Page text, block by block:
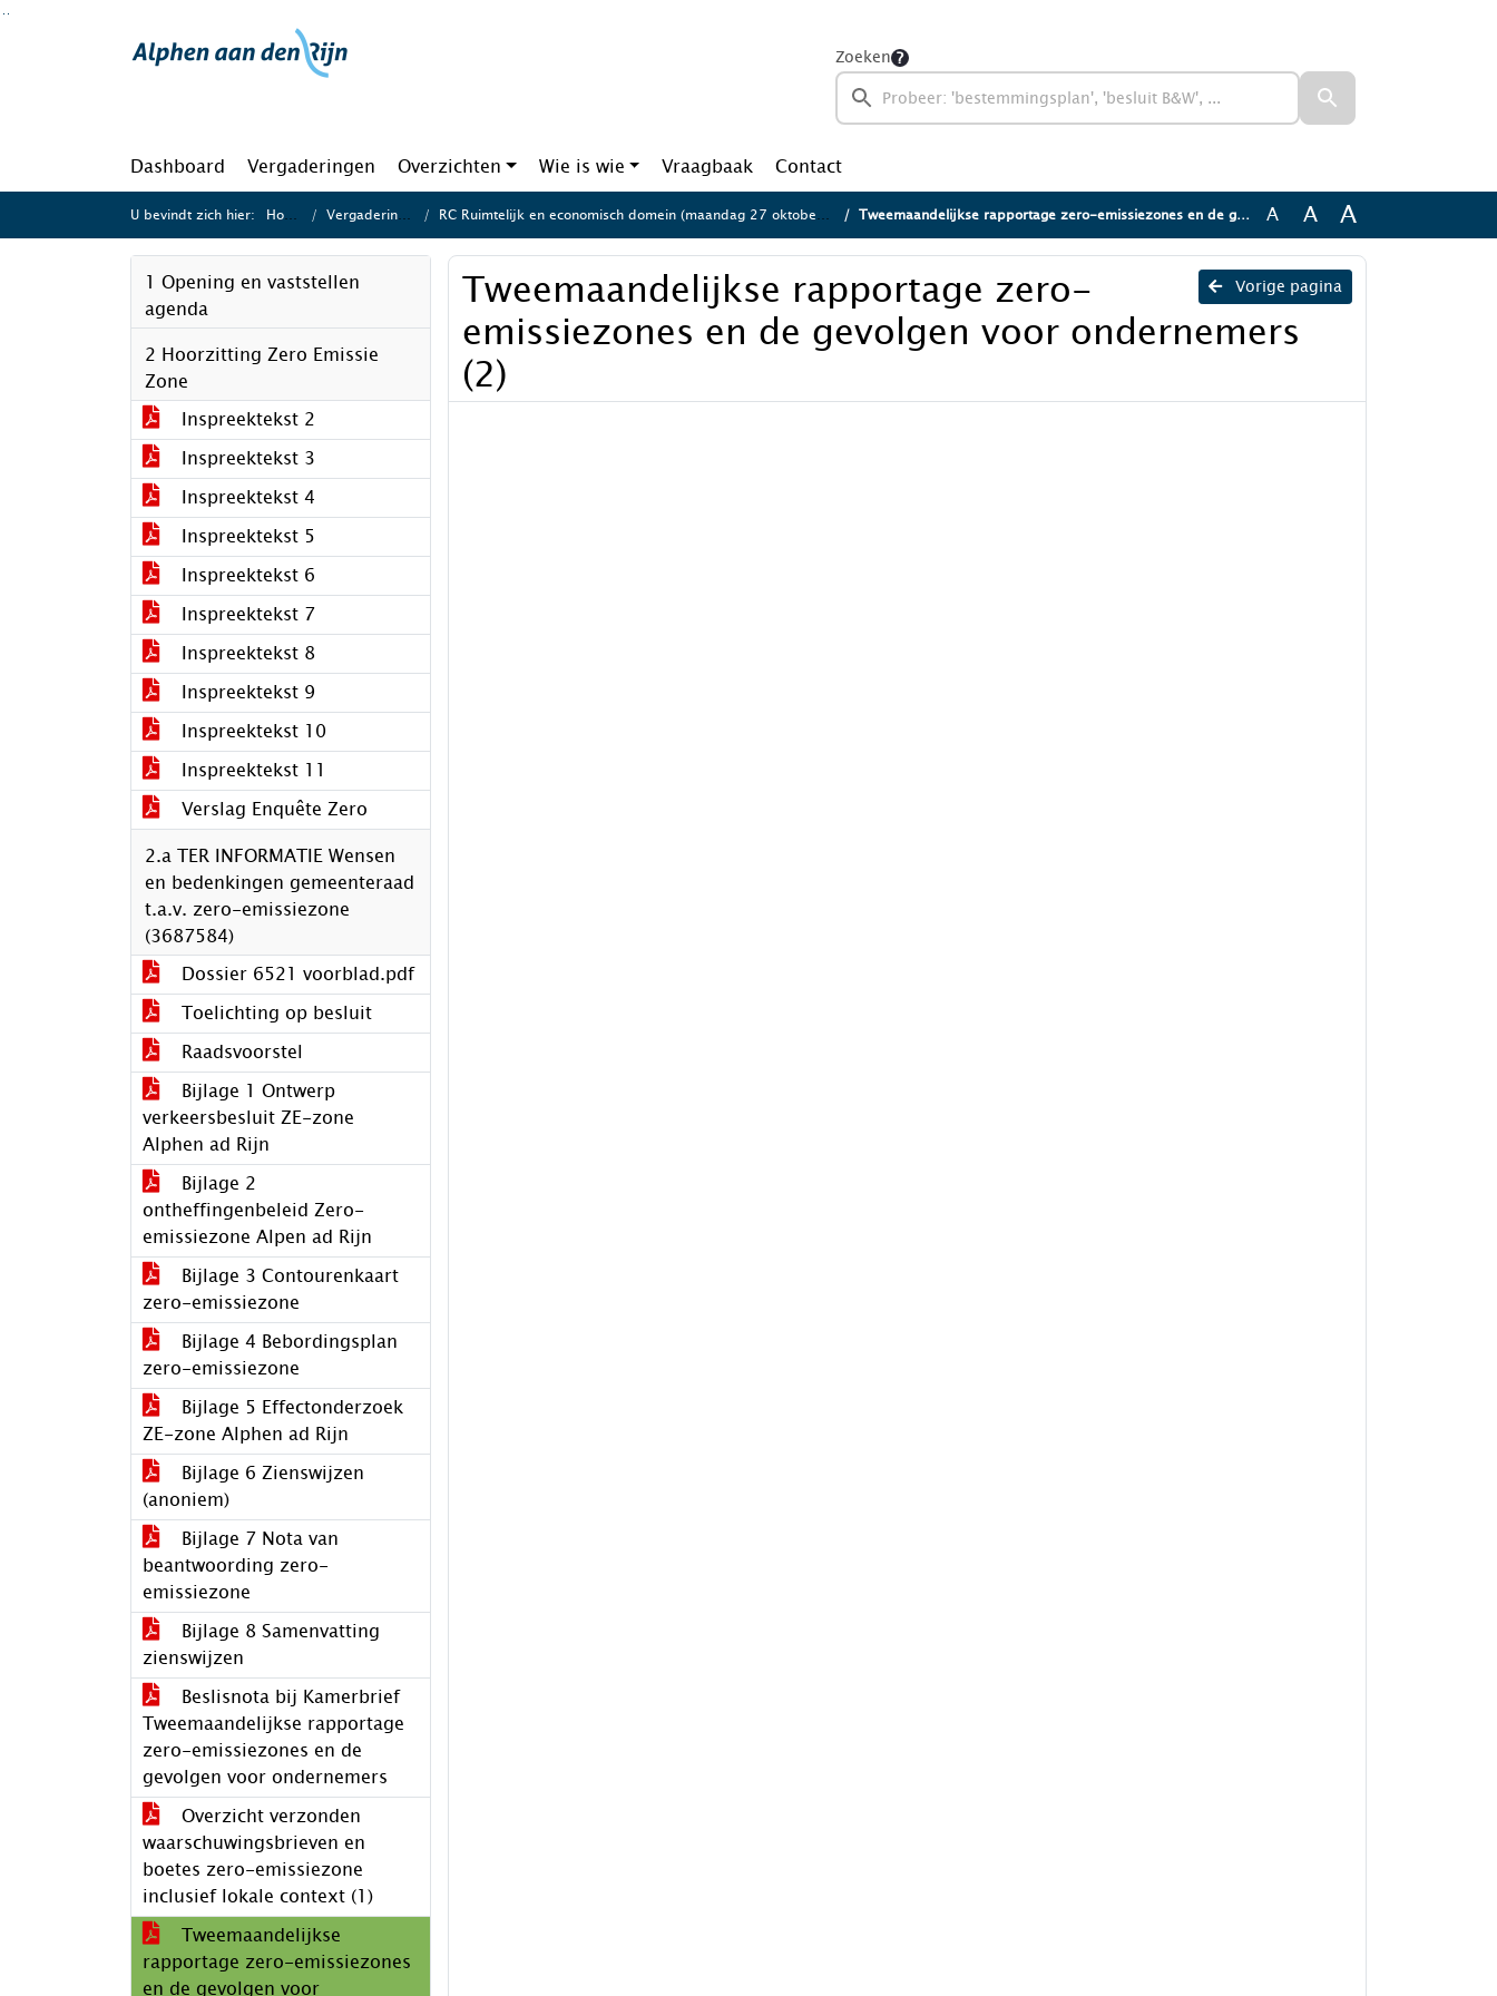
Ga naar de inhoud van deze pagina
Zoeken
Dashboard Vergaderingen Overzichten Wie is wie Vraagbaak Contact
U bevindt zich hier: Home Vergaderingen RC Ruimtelijk en economisch domein (maandag 27 oktober 2025) Tweemaandelijkse rapportage zero-emissiezones en de gevolgen voor ondernemers (2) A A A
1 Opening en vaststellen
agenda
2 Hoorzitting Zero Emissie
Zone
Inspreektekst 2
Inspreektekst 3
Inspreektekst 4
Inspreektekst 5
Inspreektekst 6
Inspreektekst 7
Inspreektekst 8
Inspreektekst 9
Inspreektekst 10
Inspreektekst 11
Verslag Enquête Zero
2.a TER INFORMATIE Wensen
en bedenkingen gemeenteraad
t.a.v. zero-emissiezone
(3687584)
Dossier 6521 voorblad.pdf
Toelichting op besluit
Raadsvoorstel
Bijlage 1 Ontwerp
verkeersbesluit ZE-zone
Alphen ad Rijn
Bijlage 2
ontheffingenbeleid Zero-
emissiezone Alpen ad Rijn
Bijlage 3 Contourenkaart
zero-emissiezone
Bijlage 4 Bebordingsplan
zero-emissiezone
Bijlage 5 Effectonderzoek
ZE-zone Alphen ad Rijn
Bijlage 6 Zienswijzen
(anoniem)
Bijlage 7 Nota van
beantwoording zero-
emissiezone
Bijlage 8 Samenvatting
zienswijzen
Beslisnota bij Kamerbrief
Tweemaandelijkse rapportage
zero-emissiezones en de
gevolgen voor ondernemers
Overzicht verzonden
waarschuwingsbrieven en
boetes zero-emissiezone
inclusief lokale context (1)
Tweemaandelijkse
rapportage zero-emissiezones
en de gevolgen voor
Vorige pagina
Tweemaandelijkse rapportage zero-
emissiezones en de gevolgen voor ondernemers
(2)